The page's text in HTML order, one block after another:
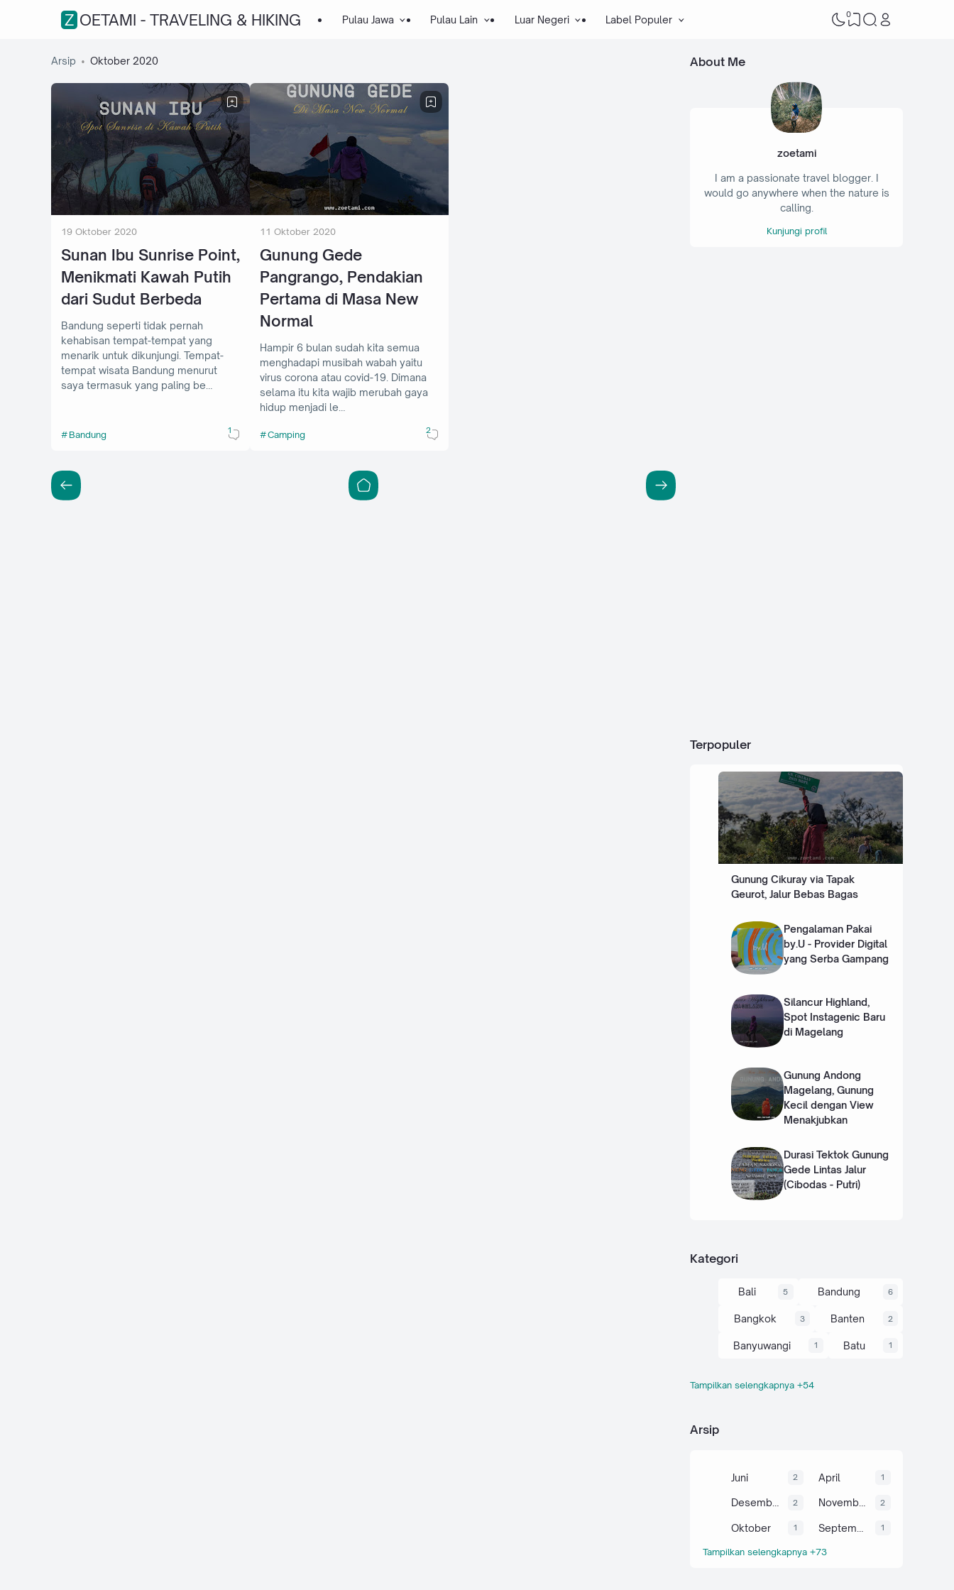
ZOETAMI - TRAVELING & HIKING Pulau Jawa Pulau Lain Luar Negeri Label Populer 0
Arsip Oktober 2020
19 Oktober 2020
Sunan Ibu Sunrise Point,
Menikmati Kawah Putih
dari Sudut Berbeda
Bandung seperti tidak pernah
kehabisan tempat-tempat yang
menarik untuk dikunjungi. Tempat-
tempat wisata Bandung menurut
saya termasuk yang paling be…
Bandung 1
11 Oktober 2020
Gunung Gede
Pangrango, Pendakian
Pertama di Masa New
Normal
Hampir 6 bulan sudah kita semua
menghadapi musibah wabah yaitu
virus corona atau covid-19. Dimana
selama itu kita wajib merubah gaya
hidup menjadi le…
Camping 2
About Me
zoetami
I am a passionate travel blogger. I
would go anywhere when the nature is
calling.
Kunjungi profil
Terpopuler
Gunung Cikuray via Tapak
Geurot, Jalur Bebas Bagas
Pengalaman Pakai
by.U - Provider Digital
yang Serba Gampang
Silancur Highland,
Spot Instagenic Baru
di Magelang
Gunung Andong
Magelang, Gunung
Kecil dengan View
Menakjubkan
Durasi Tektok Gunung
Gede Lintas Jalur
(Cibodas - Putri)
Kategori
Bali 5 Bandung 6
Bangkok 3 Banten 2
Banyuwangi 1 Batu 1
Belitung
Cirebon Curug
Dieng 4 Garut
Gunung Hatyai
Ijen 1
Tampilkan selengkapnya +54
Arsip
Juni 2 April 1
Desember 2 November 2
Oktober 1 1
Tampilkan selengkapnya +73